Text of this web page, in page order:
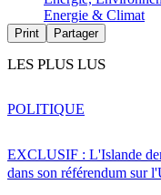
Energie & Climat
Print Partager
LES PLUS LUS
EXCLUSIF : L'Islande
dans son référendum sur
POLITIQUE